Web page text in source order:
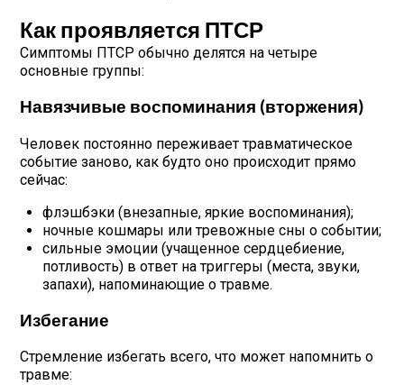
Как проявляется ПТСР
Симптомы ПТСР обычно делятся на четыре
основные группы:
Навязчивые воспоминания (вторжения)
Человек постоянно переживает травматическое
событие заново, как будто оно происходит прямо
сейчас:
флэшбэки (внезапные, яркие воспоминания);
ночные кошмары или тревожные сны о событии;
сильные эмоции (учащенное сердцебиение,
потливость) в ответ на триггеры (места, звуки,
запахи), напоминающие о травме.
Избегание
Стремление избегать всего, что может напомнить о
травме: